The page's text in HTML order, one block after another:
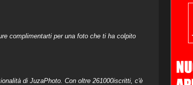
complimentarti per una foto che ti ha colpito
di JuzaPhoto. Con oltre 261000iscritti, c'è